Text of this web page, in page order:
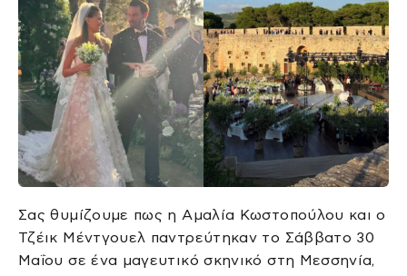
Σας θυμίζουμε πως η Αμαλία Κωστοπούλου και ο
Τζέικ Μέντγουελ παντρεύτηκαν το Σάββατο 30
Μαΐου σε ένα μαγευτικό σκηνικό στη Μεσσηνία,